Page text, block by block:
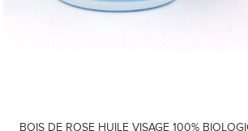
BOIS DE ROSE HUILE VISAGE 100%